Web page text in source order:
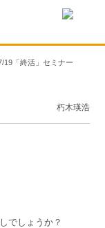
19「終活」セミナー
朽木瑛浩
でしょうか？